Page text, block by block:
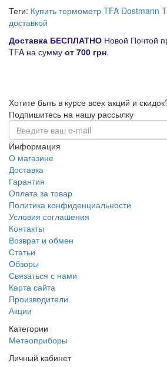
Теги: Купить термометр TFA Dostmann
доставкой
Доставка БЕСПЛАТНО Новой Почтой
TFA на сумму от 700 грн.
Хотите быть в курсе всех акций и
Подпишитесь на нашу рассылку
Информация
О магазине
Доставка
Гарантия
Оплата за товар
Политика конфиденциальности
Условия соглашения
Контакты
Возврат и обмен
Статьи
Обзоры
Связаться с нами
Карта сайта
Производители
Акции
Категории
Метеоприборы
Личный кабинет